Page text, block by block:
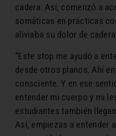
cadera. Así, comenzó a
somáticas en prácticas
aliviaba su dolor de
“Este stop me ayudó a
desde otros planos. Ahí
consciente. Y en ese
entender mi cuerpo y mi
estudiantes también
Así, empiezas a entender